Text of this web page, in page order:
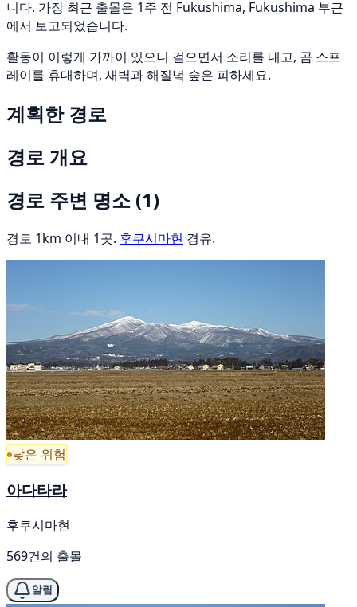
니다. 가장 최근 출몰은 1주 전 Fukushima, Fukushima 부근
에서 보고되었습니다.
활동이 이렇게 가까이 있으니 걸으면서 소리를 내고, 곰 스프
레이를 휴대하며, 새벽과 해질녘 숲은 피하세요.
계획한 경로
경로 개요
경로 주변 명소 (1)
경로 1km 이내 1곳. 후쿠시마현 경유.
낮은 위험
아다타라
후쿠시마현
569건의 출몰
알림